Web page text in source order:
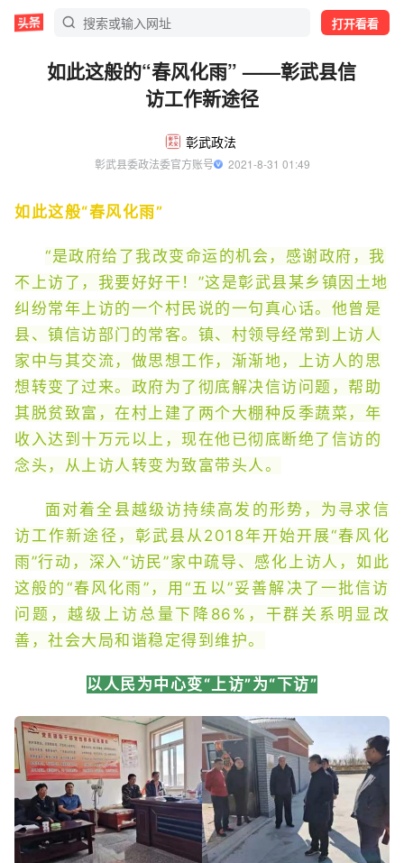
打开看看
如此这般的“春风化雨” ——彰武县信
访工作新途径
彰武政法
彰武县委政法委官方账号
  2021-8-31 01:49
如此这般“春风化雨”
“是政府给了我改变命运的机会，感谢政府，我
不上访了，我要好好干！”这是彰武县某乡镇因土地
纠纷常年上访的一个村民说的一句真心话。他曾是
县、镇信访部门的常客。镇、村领导经常到上访人
家中与其交流，做思想工作，渐渐地，上访人的思
想转变了过来。政府为了彻底解决信访问题，帮助
其脱贫致富，在村上建了两个大棚种反季蔬菜，年
收入达到十万元以上，现在他已彻底断绝了信访的
念头，从上访人转变为致富带头人。
面对着全县越级访持续高发的形势，为寻求信
访工作新途径，彰武县从2018年开始开展“春风化
雨”行动，深入“访民”家中疏导、感化上访人，如此
这般的“春风化雨”，用“五以”妥善解决了一批信访
问题，越级上访总量下降86%，干群关系明显改
善，社会大局和谐稳定得到维护。
以人民为中心变“上访”为“下访”